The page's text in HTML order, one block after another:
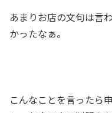
あまりお店の文句は言
かったなぁ。
こんなことを言ったら